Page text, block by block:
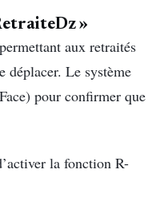
»
aux retraités
déplacer. Le système
pour confirmer que
la fonction R-